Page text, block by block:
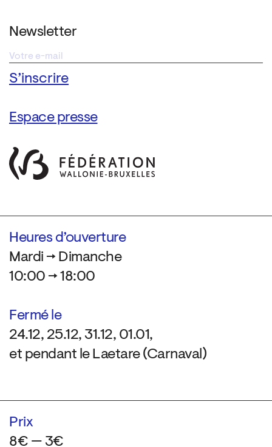
Newsletter
Espace presse
Heures d’ouverture
Mardi → Dimanche
10:00 → 18:00
Fermé le
24.12, 25.12, 31.12, 01.01,
et pendant le Laetare (Carnaval)
Prix
8€ — 3€